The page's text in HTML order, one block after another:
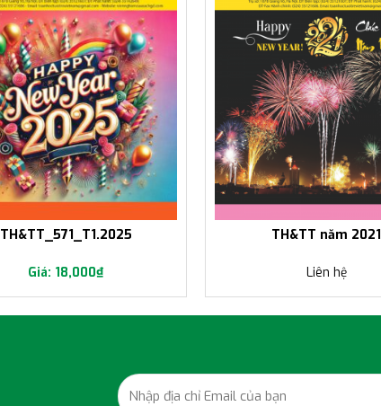
TH&TT_571_T1.2025
18,000₫
TH&TT năm 2021
Liên hệ